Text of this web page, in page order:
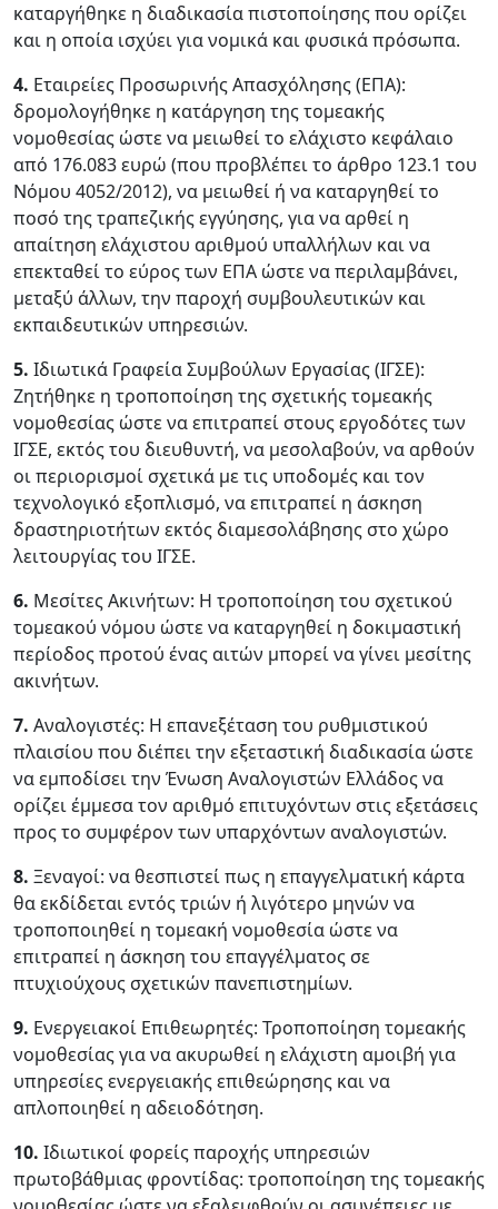
καταργήθηκε η διαδικασία πιστοποίησης που ορίζει
και η οποία ισχύει για νομικά και φυσικά πρόσωπα.
4. Εταιρείες Προσωρινής Απασχόλησης (ΕΠΑ):
δρομολογήθηκε η κατάργηση της τομεακής
νομοθεσίας ώστε να μειωθεί το ελάχιστο κεφάλαιο
από 176.083 ευρώ (που προβλέπει το άρθρο 123.1 του
Νόμου 4052/2012), να μειωθεί ή να καταργηθεί το
ποσό της τραπεζικής εγγύησης, για να αρθεί η
απαίτηση ελάχιστου αριθμού υπαλλήλων και να
επεκταθεί το εύρος των ΕΠΑ ώστε να περιλαμβάνει,
μεταξύ άλλων, την παροχή συμβουλευτικών και
εκπαιδευτικών υπηρεσιών.
5. Ιδιωτικά Γραφεία Συμβούλων Εργασίας (ΙΓΣΕ):
Ζητήθηκε η τροποποίηση της σχετικής τομεακής
νομοθεσίας ώστε να επιτραπεί στους εργοδότες των
ΙΓΣΕ, εκτός του διευθυντή, να μεσολαβούν, να αρθούν
οι περιορισμοί σχετικά με τις υποδομές και τον
τεχνολογικό εξοπλισμό, να επιτραπεί η άσκηση
δραστηριοτήτων εκτός διαμεσολάβησης στο χώρο
λειτουργίας του ΙΓΣΕ.
6. Μεσίτες Ακινήτων: Η τροποποίηση του σχετικού
τομεακού νόμου ώστε να καταργηθεί η δοκιμαστική
περίοδος προτού ένας αιτών μπορεί να γίνει μεσίτης
ακινήτων.
7. Αναλογιστές: Η επανεξέταση του ρυθμιστικού
πλαισίου που διέπει την εξεταστική διαδικασία ώστε
να εμποδίσει την Ένωση Αναλογιστών Ελλάδος να
ορίζει έμμεσα τον αριθμό επιτυχόντων στις εξετάσεις
προς το συμφέρον των υπαρχόντων αναλογιστών.
8. Ξεναγοί: να θεσπιστεί πως η επαγγελματική κάρτα
θα εκδίδεται εντός τριών ή λιγότερο μηνών να
τροποποιηθεί η τομεακή νομοθεσία ώστε να
επιτραπεί η άσκηση του επαγγέλματος σε
πτυχιούχους σχετικών πανεπιστημίων.
9. Ενεργειακοί Επιθεωρητές: Τροποποίηση τομεακής
νομοθεσίας για να ακυρωθεί η ελάχιστη αμοιβή για
υπηρεσίες ενεργειακής επιθεώρησης και να
απλοποιηθεί η αδειοδότηση.
10. Ιδιωτικοί φορείς παροχής υπηρεσιών
πρωτοβάθμιας φροντίδας: τροποποίηση της τομεακής